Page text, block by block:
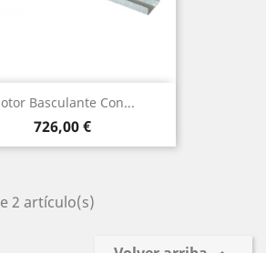
Basculante Con...
Precio
726,00 €
2 artículo(s)